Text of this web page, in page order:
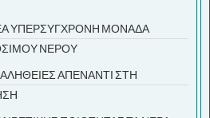
ΥΠΕΡΣΥΓΧΡΟΝΗ ΜΟΝΑΔΑ
ΝΕΡΟΥ
ΑΠΕΝΑΝΤΙ ΣΤΗ